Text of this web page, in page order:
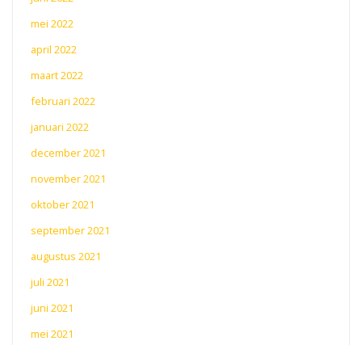
mei 2022
april 2022
maart 2022
februari 2022
januari 2022
december 2021
november 2021
oktober 2021
september 2021
augustus 2021
juli 2021
juni 2021
mei 2021